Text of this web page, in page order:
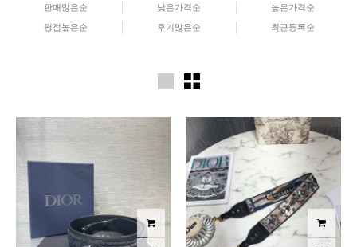
판매많은순 낮은가격순 높은가격순
평점높은순 후기많은순 최근등록순